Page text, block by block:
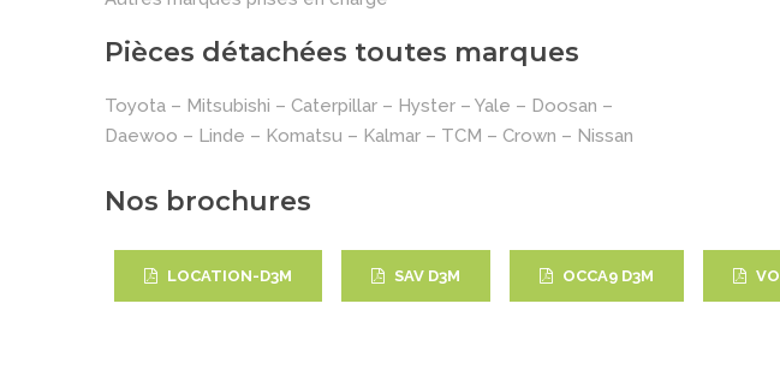
Pièces détachées toutes marques
Toyota – Mitsubishi – Caterpillar – Hyster – Yale – Doosan –
Daewoo – Linde – Komatsu – Kalmar – TCM – Crown – Nissan
Nos brochures
LOCATION-D3M SAV D3M OCCA9 D3M